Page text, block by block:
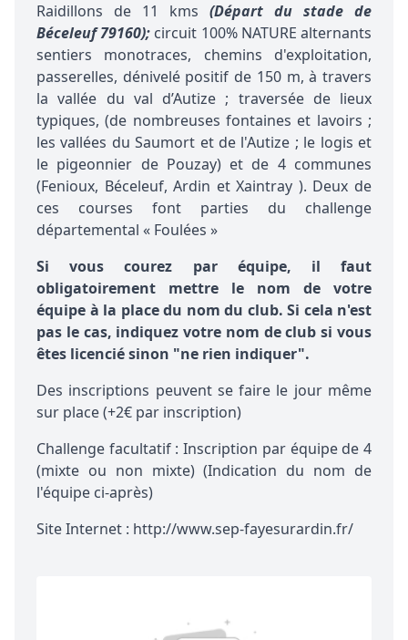
Raidillons de 11 kms (Départ du stade de
Béceleuf 79160); circuit 100% NATURE alternants
sentiers monotraces, chemins d'exploitation,
passerelles, dénivelé positif de 150 m, à travers
la vallée du val d’Autize ; traversée de lieux
typiques, (de nombreuses fontaines et lavoirs ;
les vallées du Saumort et de l'Autize ; le logis et
le pigeonnier de Pouzay) et de 4 communes
(Fenioux, Béceleuf, Ardin et Xaintray ). Deux de
ces courses font parties du challenge
départemental « Foulées »
Si vous courez par équipe, il faut
obligatoirement mettre le nom de votre
équipe à la place du nom du club. Si cela n'est
pas le cas, indiquez votre nom de club si vous
êtes licencié sinon "ne rien indiquer".
Des inscriptions peuvent se faire le jour même
sur place (+2€ par inscription)
Challenge facultatif : Inscription par équipe de 4
(mixte ou non mixte) (Indication du nom de
l'équipe ci-après)
Site Internet : http://www.sep-fayesurardin.fr/